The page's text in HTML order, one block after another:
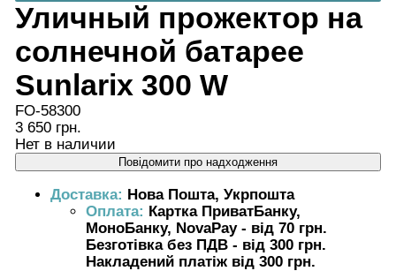
Уличный прожектор на
солнечной батарее
Sunlarix 300 W
FO-58300
3 650 грн.
Нет в наличии
Повідомити про надходження
Доставка: Нова Пошта, Укрпошта
Оплата: Картка ПриватБанку,
МоноБанку, NovaPay - від 70 грн.
Безготівка без ПДВ - від 300 грн.
Накладений платіж від 300 грн.